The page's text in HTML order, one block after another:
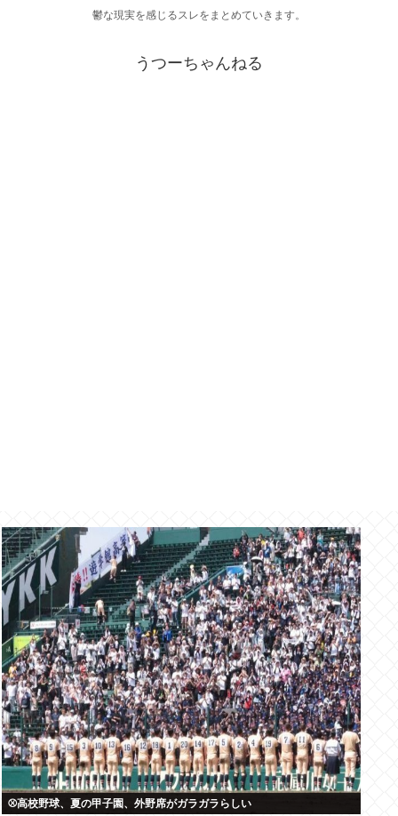
鬱な現実を感じるスレをまとめていきます。
うつーちゃんねる
⚾高校野球、夏の甲子園、外野席がガラガラらしい